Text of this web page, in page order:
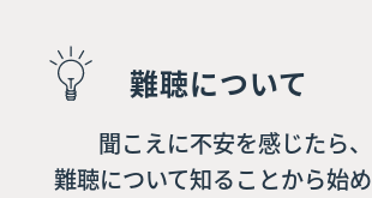
難聴について
聞こえに不安を感じたら
難聴について知ることから始め